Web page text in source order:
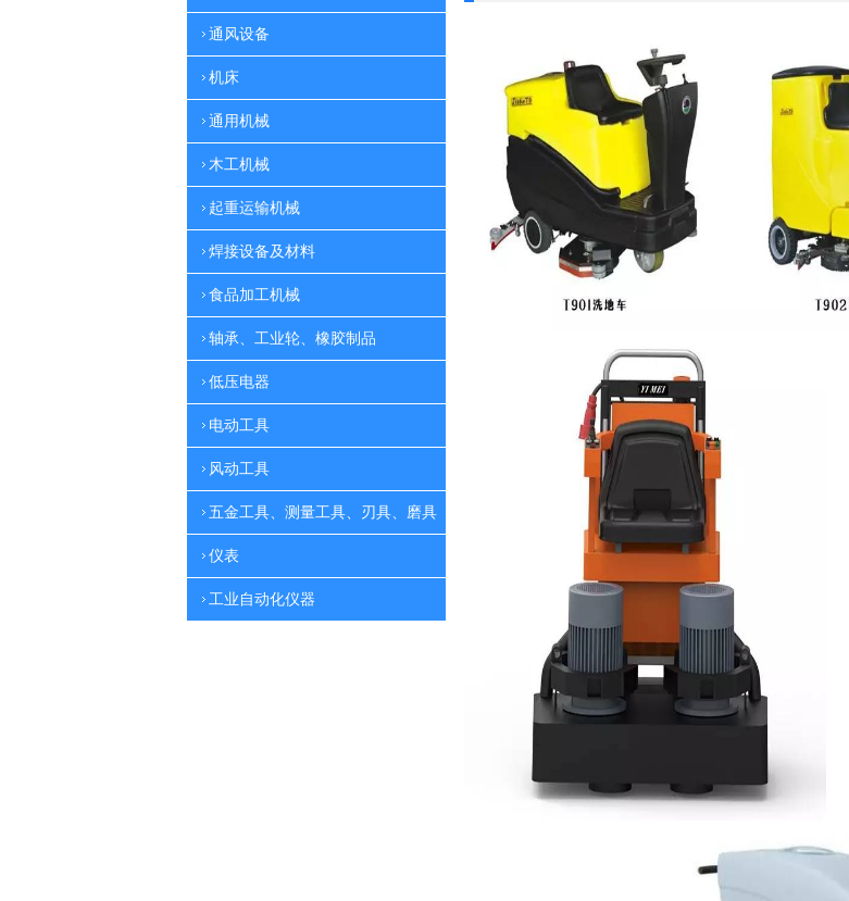
通风设备
机床
通用机械
木工机械
起重运输机械
焊接设备及材料
食品加工机械
轴承、工业轮、橡胶制品
低压电器
电动工具
风动工具
五金工具、测量工具、刃具、磨具
仪表
工业自动化仪器